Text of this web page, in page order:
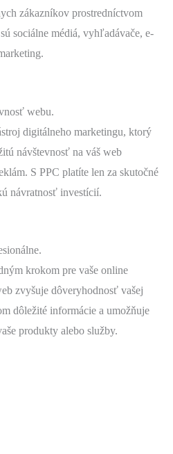
zákazníkov prostredníctvom
sociálne médiá, vyhľadávače, e-
webu.
digitálneho marketingu, ktorý
návštevnosť na váš web
S PPC platíte len za skutočné
návratnosť investícií.
krokom pre vaše online
zvyšuje dôveryhodnosť vašej
dôležité informácie a umožňuje
produkty alebo služby.